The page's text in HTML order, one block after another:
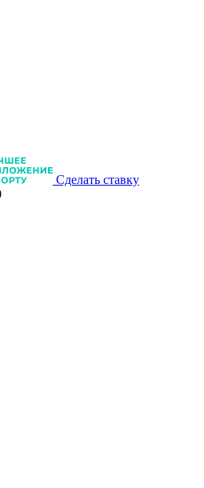
Сделать ставку